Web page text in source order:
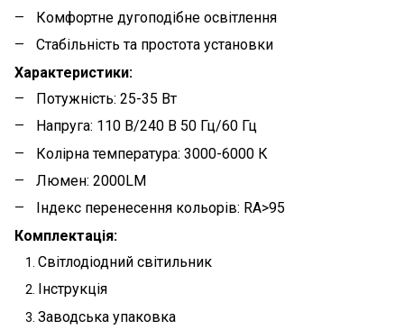
Комфортне дугоподібне освітлення
Стабільність та простота установки
Характеристики:
Потужність: 25-35 Вт
Напруга: 110 В/240 В 50 Гц/60 Гц
Колірна температура: 3000-6000 К
Люмен: 2000LM
Індекс перенесення кольорів: RA>95
Комплектація:
Світлодіодний світильник
Інструкція
Заводська упаковка